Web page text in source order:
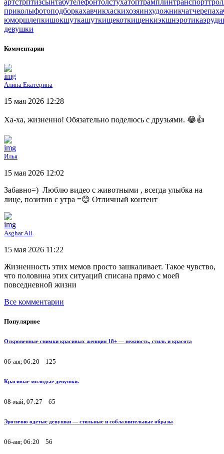
приколыфотоподборкахавчикхаскихозяинхудожникчатчерепаха
юморшлепкишокшуткашуткищекоткищенкиэкшнэротика
девушки
Комментарии
Алина Екатерина
15 мая 2026 12:28
Ха-ха, жизненно! Обязательно поделюсь с друзьями. 😂👍
Илья
15 мая 2026 12:02
Забавно=) Люблю видео с животными , всегда улыбка на
лице, позитив с утра =😊 Отличный контент
Asghar Ali
15 мая 2026 11:22
Жизненность этих мемов просто зашкаливает. Такое чувство,
что половина этих ситуаций списана прямо с моей
повседневной жизни
Все комментарии
Популярное
Откровенные снимки красивых женщин 18+ — нежность, стиль и красота
06-авг, 06:20 125
Красивые молодые девушки.
08-май, 07:27 65
Эротично одетые девушки — стильные и соблазнительные образы
06-авг, 06:20 56